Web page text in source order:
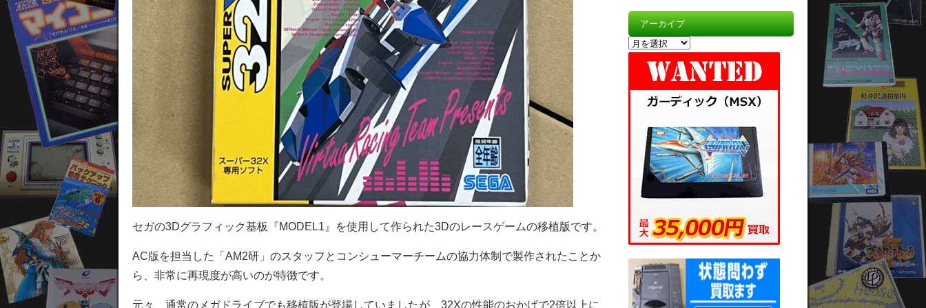
セガの3Dグラフィック基板『MODEL1』を使用して作られた3Dのレースゲームの移植版です。
AC版を担当した「AM2研」のスタッフとコンシューマーチームの協力体制で製作されたことか
ら、非常に再現度が高いのが特徴です。
元々、通常のメガドライブでも移植版が登場していましたが、32Xの性能のおかげで2倍以上に
アーカイブ